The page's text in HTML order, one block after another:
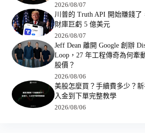
2026/08/07
川普的 Truth API 開始賺錢了
財庫巨虧 5 億美元
2026/08/07
Jeff Dean 離開 Google 創辦
Loop，27 年工程傳奇為何牽
股價？
2026/08/06
美股怎麼買？手續費多少？新
入金到下單完整教學
2026/08/06